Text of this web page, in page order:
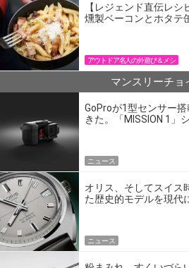
【レジェンド直伝レ
燻製ベーコンとホタテ
アウトドア名人の外遊び＆メシ
マンスリーチョ
GoProが1型センサー
きた。「MISSION 1」
ニュース
オリス、そしてスイス
た歴史的モデルを現代
ニュース